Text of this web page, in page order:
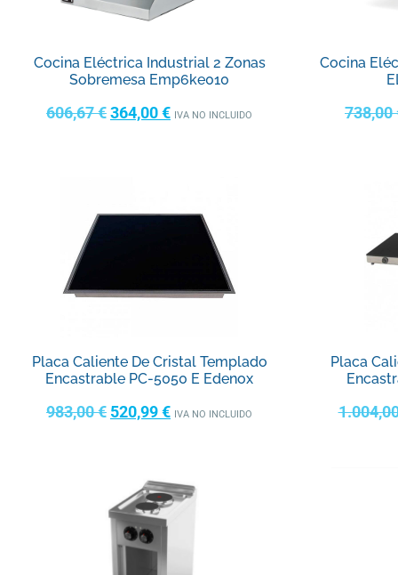
Cocina Eléctrica Industrial 2 Zonas
Sobremesa Emp6ke010
606,67€364,00€ IVA NO INCLUIDO
Cocina
738,00
Placa Caliente De Cristal Templado
Encastrable PC-5050 E Edenox
983,00€ 520,99€ IVA NO INCLUIDO
Placa